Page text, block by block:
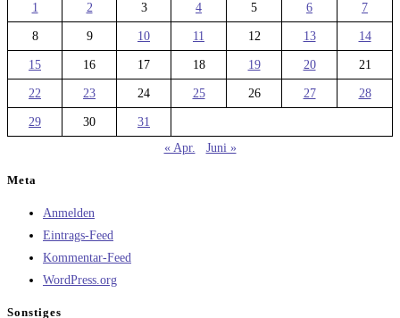
1 2 3 4 5 6 7
8 9 10 11 12 13 14
15 16 17 18 19 20 21
22 23 24 25 26 27 28
29 30
31
« Apr.
Juni »
Meta
Anmelden
Eintrags-Feed
Kommentar-Feed
WordPress.org
Sonstiges